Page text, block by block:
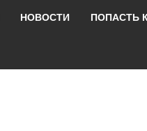
НОВОСТИ ПОПАСТЬ